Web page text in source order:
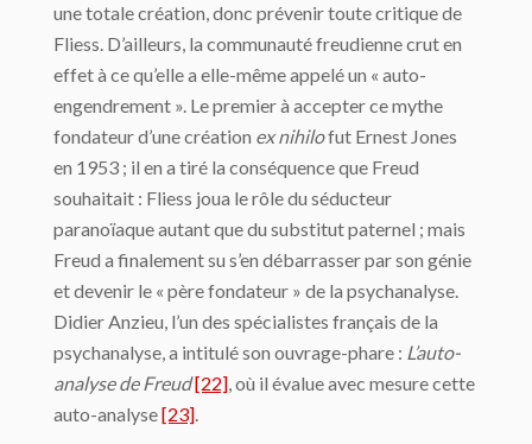
une totale création, donc prévenir toute critique de
Fliess. D’ailleurs, la communauté freudienne crut en
effet à ce qu’elle a elle-même appelé un « auto-
engendrement ». Le premier à accepter ce mythe
fondateur d’une création ex nihilofut Ernest Jones
en 1953 ; il en a tiré la conséquence que Freud
souhaitait : Fliess joua le rôle du séducteur
paranoïaque autant que du substitut paternel ; mais
Freud a finalement su s’en débarrasser par son génie
et devenir le « père fondateur » de la psychanalyse.
Didier Anzieu, l’un des spécialistes français de la
psychanalyse, a intitulé son ouvrage-phare : L’auto-
analyse de Freud[22], où il évalue avec mesure cette
auto-analyse[23].